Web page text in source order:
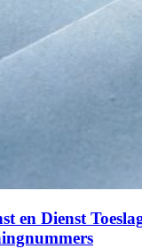
en Dienst